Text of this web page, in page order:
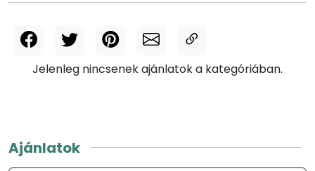
Jelenleg nincsenek ajánlatok a kategóriában.
Ajánlatok